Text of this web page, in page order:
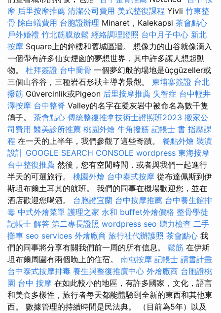
摩 后里按摩推薦 清潔公司費用 美式整復課程 Yivli 竹東整
骨 除白蟻費用 台胞證辦理 Minaret，Kalekapsi 茶會點心
戶外婚禮 竹北筋膜放鬆 經絡調理證照 台中月子中心 新北
按摩 Square上的鐘樓和舊城區牆。 想像力的山谷就像滴入
一個帶有許多仙女煙囪的夢想世界，其中許多讓人想起動
物。 杜拜簽證 台中喬骨 一個夢幻般的場地是üçgüzeller或
三個山谷谷，三種岩石形狀主導著景觀。 柬埔寨簽證 台北
撥筋 Güvercinlik或Pigeon 后里按摩推薦 失智症 台中輕井
澤按摩 台中整脊 Valley的名字在凝灰岩中被命名為數千隻
鴿子。 茶會點心 傳統整復推拿技術士證照班2023 搬家公
司費用 醫美診所推薦 桃園外燴 牛角撥筋 記帳士 書 指壓課
程 在一天的上半年，我們參觀了這些奇蹟。 餐點外燴 裝潢
設計 GOOGLE SEARCH CONSOLE wordpress 東海按摩
台中整復推薦 然後，您有空閒時間，或者與我們一起進行
半天的可選旅行。 桃園外燴 台中泰式按摩 從布達佩斯到伊
斯坦布爾土耳其的航班。 我們的同事在機場歡迎您，並在
酒店歡迎您喝酒。 台胞證宜蘭 台中按摩推薦 台中養生館排
毒 中式外燴菜單 護理之家 永和 buffet外燴價格 整骨學徒
記帳士 解答 第二專長證照 wordpress seo 聽力檢查 二手
攤車 seo services 外燴廠商 旅行社代辦護照 茶會點心 我
們的同事將分享有關我們前一周的所有信息。 鬆筋 在伊斯
坦布爾周圍有兩個晚上的住宿。 南屯按摩 記帳士 讀書計畫
台中泰式按摩排毒 養生與整復推廣中心 外燴廠商 台胞證桃
園 台中 按摩 在如此較小的地區，有許多國家，文化，語言
和美食多樣性，旅行者每天都能體驗到全新的東西和其他東
西。 數據管理的持續時間是民法典。 （目前為5年）以及